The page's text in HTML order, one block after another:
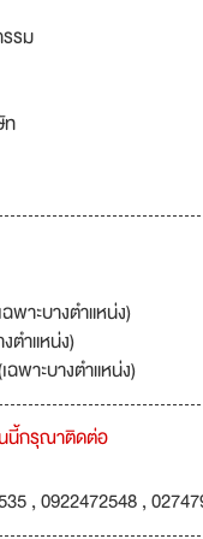
รม
ท
พาะบางตำแหน่ง)
ตำแหน่ง)
ฉพาะบางตำแหน่ง)
นนี้กรุณาติดต่อ
, 0922472548 ,